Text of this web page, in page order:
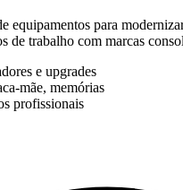
equipamentos para
de trabalho com marcas
e upgrades
mãe, memórias
profissionais